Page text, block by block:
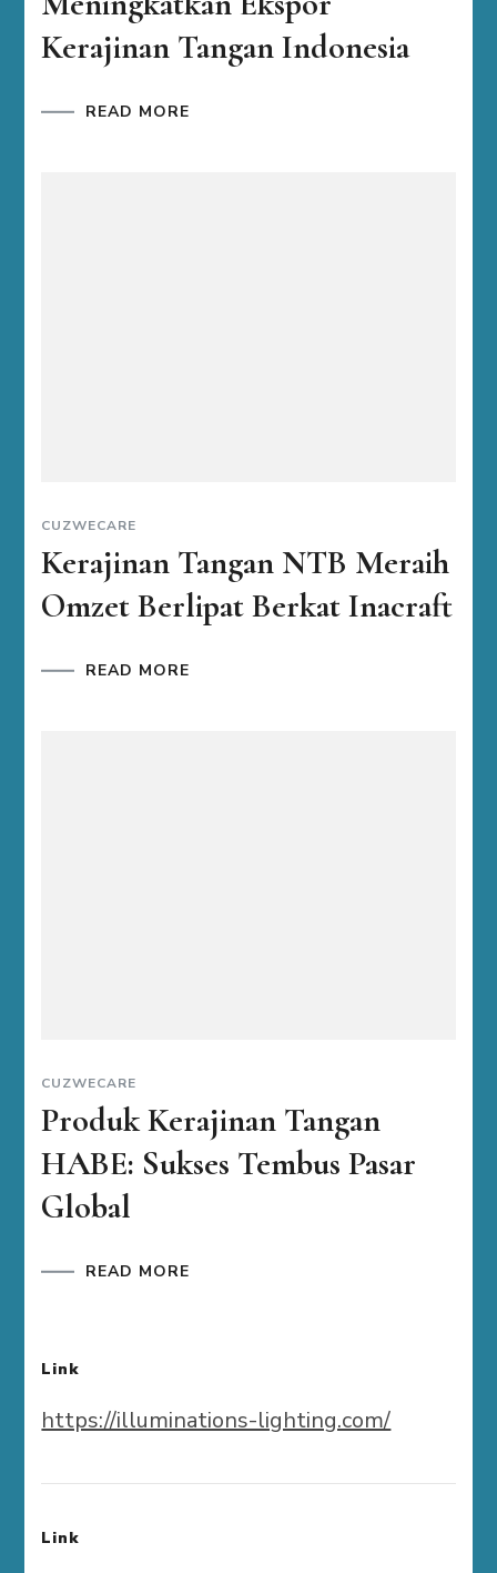
Kerajinan Tangan Indonesia
READ MORE
CUZWECARE
Kerajinan Tangan NTB Meraih
Omzet Berlipat Berkat Inacraft
READ MORE
CUZWECARE
Produk Kerajinan Tangan
HABE: Sukses Tembus Pasar
Global
READ MORE
Link
https://illuminations-lighting.com/
Link